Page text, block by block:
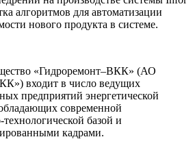
алгоритмов для автоматизации
нового продукта в системе.
«Гидроремонт–ВКК» (АО
входит в число ведущих
предприятий энергетической
современной
базой и
кадрами.